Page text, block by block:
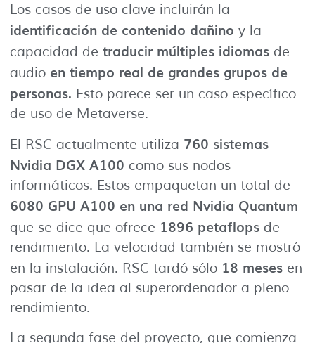
Los casos de uso clave incluirán la
identificación de contenido dañino y la
capacidad de traducir múltiples idiomas de
audio en tiempo real de grandes grupos de
personas. Esto parece ser un caso específico
de uso de Metaverse.
El RSC actualmente utiliza 760 sistemas
Nvidia DGX A100 como sus nodos
informáticos. Estos empaquetan un total de
6080 GPU A100 en una red Nvidia Quantum
que se dice que ofrece 1896 petaflops de
rendimiento. La velocidad también se mostró
en la instalación. RSC tardó sólo 18 meses en
pasar de la idea al superordenador a pleno
rendimiento.
La segunda fase del proyecto, que comienza